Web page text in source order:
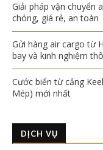
Giải pháp vận chuyển
chóng, giá rẻ, an toàn
Gửi hàng air cargo từ
bay và kinh nghiệm
Cước biển từ cảng
Mép) mới nhất
DỊCH VỤ